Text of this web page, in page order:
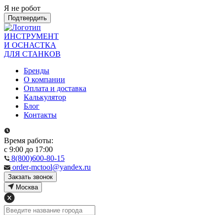
Я не робот
Подтвердить
ИНСТРУМЕНТ
И ОСНАСТКА
ДЛЯ СТАНКОВ
Бренды
О компании
Оплата и доставка
Калькулятор
Блог
Контакты
Время работы:
с 9:00 до 17:00
8(800)600-80-15
order-mctool@yandex.ru
Закзать звонок
Москва